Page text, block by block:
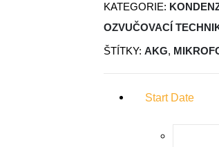
KATEGORIE:
OZVUČOVACÍ
ŠTÍTKY: AKG,
Start Date